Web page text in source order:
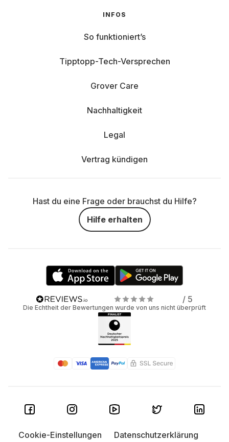
INFOS
So funktioniert’s
Tipptopp-Tech-Versprechen
Grover Care
Nachhaltigkeit
Legal
Vertrag kündigen
Hast du eine Frage oder brauchst du Hilfe?
Hilfe erhalten
/ 5
Die Echtheit der Bewertungen wurde von uns nicht überprüft
Cookie-Einstellungen Datenschutzerklärung